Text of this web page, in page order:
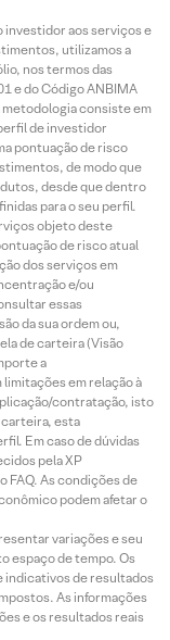
investidor aos serviços e
utilizamos a
nos termos das
e do Código ANBIMA
consiste em
de investidor
pontuação de risco
de modo que
desde que dentro
para o seu perfil.
objeto deste
de risco atual
dos serviços em
e/ou
essas
da sua ordem ou,
de carteira (Visão
a
em relação à
contratação, isto
carteira, esta
Em caso de dúvidas
pela XP
FAQ. As condições de
podem afetar o
variações e seu
espaço de tempo. Os
indicativos de resultados
As informações
e os resultados reais